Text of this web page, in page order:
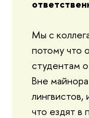
Мы с
потому что
студентам
Вне
что ездят в